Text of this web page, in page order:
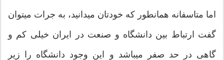
اما متاسفانه همانطور که خودتان میدانید، به جرات میتوان
گفت ارتباط بین دانشگاه و صنعت در ایران خیلی کم و
گاهی در حد صفر میباشد و این وجود دانشگاه را زیر